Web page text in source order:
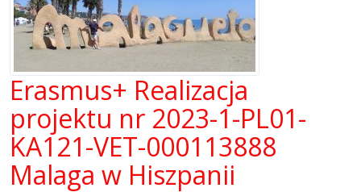
Erasmus+ Realizacja
projektu nr 2023-1-PL01-
KA121-VET-000113888
Malaga w Hiszpanii